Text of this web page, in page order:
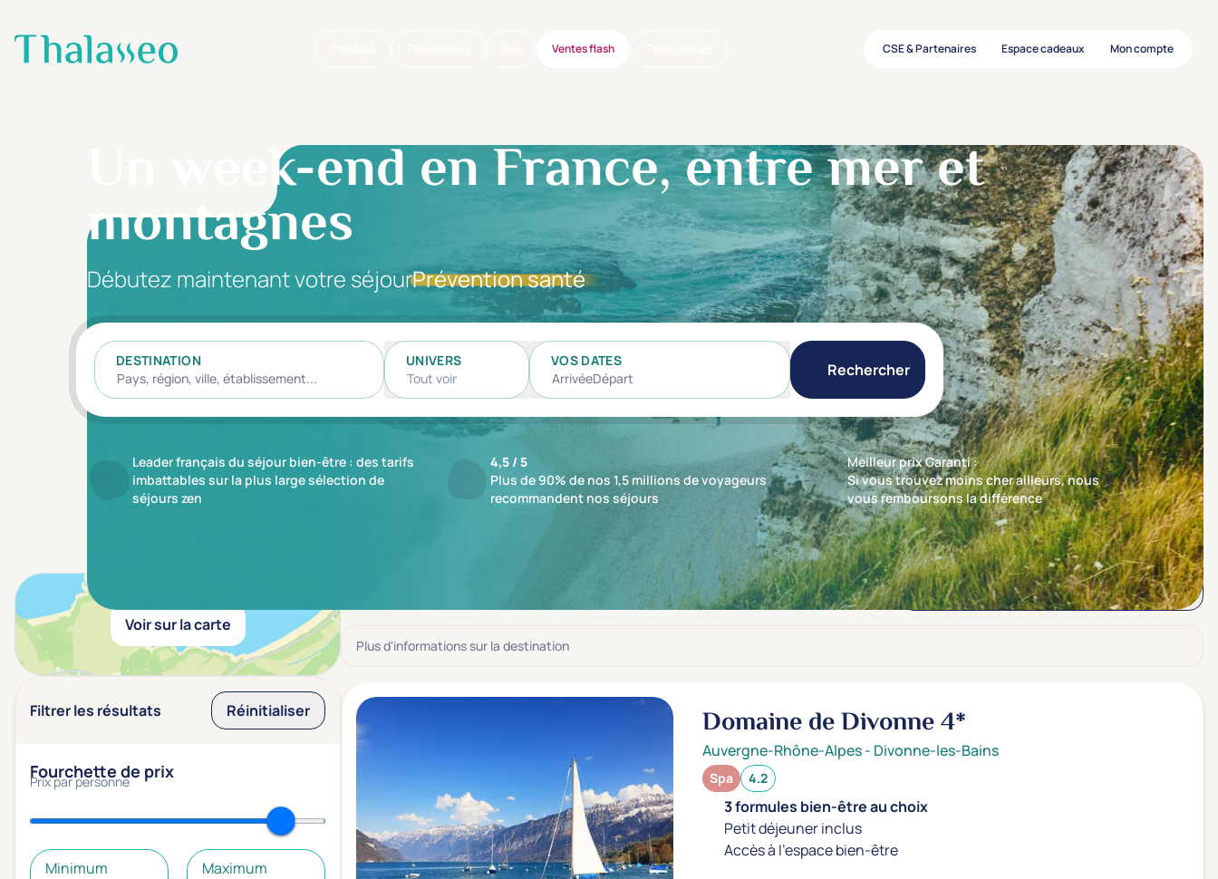
Aller au contenu principal Ventes flash CSE & Partenaires Espace cadeaux Mon compte
Un week-end en France, entre mer et
montagnes
Débutez maintenant votre séjourPrévention santé
DESTINATION
UNIVERS
Tout voir
VOS DATES
ArrivéeDépart Rechercher
Leader français du séjour bien-être : des tarifs
imbattables sur la plus large sélection de
séjours zen
4,5 / 5
Plus de 90% de nos 1,5 millions de voyageurs
recommandent nos séjours
Meilleur prix Garanti :
Si vous trouvez moins cher ailleurs, nous
vous remboursons la différence
Voir sur la carte
Filtrer les résultats Réinitialiser
Fourchette de prix
Prix par personne
Minimum
Maximum
jusqu'à -19% Trier par Nos recommandations en premier
Plus d'informations sur la destination
Domaine de Divonne4*
Auvergne-Rhône-Alpes- Divonne-les-Bains
Spa 4.2
3 formules bien-être au choix
Petit déjeuner inclus
Accès à l'espace bien-être